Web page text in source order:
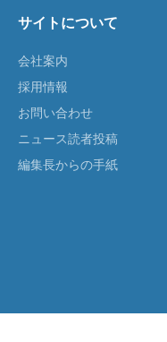
サイトについて
会社案内
採用情報
お問い合わせ
ニュース読者投稿
編集長からの手紙